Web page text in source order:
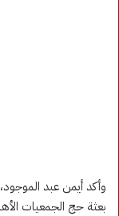
وأكد أيمن عبد